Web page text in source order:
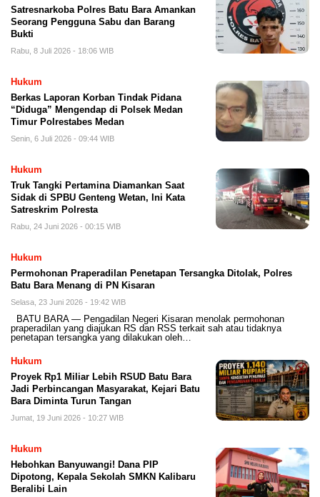
Satresnarkoba Polres Batu Bara Amankan
Seorang Pengguna Sabu dan Barang
Bukti
Rabu, 8 Juli 2026 - 18:06 WIB
Hukum
Berkas Laporan Korban Tindak Pidana
“Diduga” Mengendap di Polsek Medan
Timur Polrestabes Medan
Senin, 6 Juli 2026 - 09:44 WIB
Hukum
Truk Tangki Pertamina Diamankan Saat
Sidak di SPBU Genteng Wetan, Ini Kata
Satreskrim Polresta
Rabu, 24 Juni 2026 - 00:15 WIB
Hukum
Permohonan Praperadilan Penetapan Tersangka Ditolak, Polres
Batu Bara Menang di PN Kisaran
Selasa, 23 Juni 2026 - 19:42 WIB
BATU BARA — Pengadilan Negeri Kisaran menolak permohonan
praperadilan yang diajukan RS dan RSS terkait sah atau tidaknya
penetapan tersangka yang dilakukan oleh…
Hukum
Proyek Rp1 Miliar Lebih RSUD Batu Bara
Jadi Perbincangan Masyarakat, Kejari Batu
Bara Diminta Turun Tangan
Jumat, 19 Juni 2026 - 10:27 WIB
Hukum
Hebohkan Banyuwangi! Dana PIP
Dipotong, Kepala Sekolah SMKN Kalibaru
Beralibi Lain